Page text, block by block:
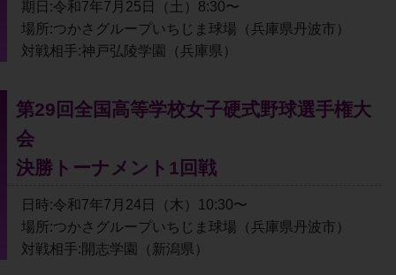
期日:令和7年7月25日（土）8:30〜
場所:つかさグループいちじま球場（兵庫県丹波市）
対戦相手:神戸弘陵学園（兵庫県）
第29回全国高等学校女子硬式野球選手権大
会
決勝トーナメント1回戦
日時:令和7年7月24日（木）10:30〜
場所:つかさグループいちじま球場（兵庫県丹波市）
対戦相手:開志学園（新潟県）